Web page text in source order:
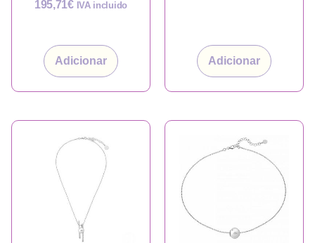
195,71€ IVA incluido
Adicionar Adicionar